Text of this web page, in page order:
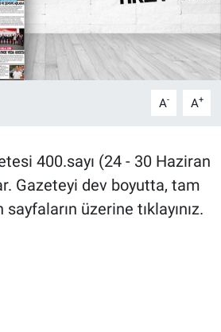
A- A+
400.sayı (24 - 30 Haziran
Gazeteyi dev boyutta, tam
üzerine tıklayınız.